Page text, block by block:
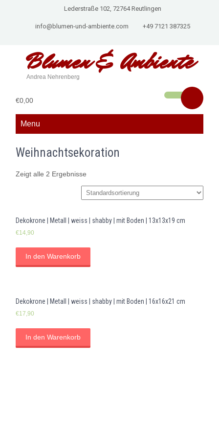
Lederstraße 102, 72764 Reutlingen
info@blumen-und-ambiente.com +49 7121 387325
Blumen &Ambiente
Andrea Nehrenberg
€0,00
Menu
Weihnachtsekoration
Zeigt alle 2 Ergebnisse
Dekokrone | Metall | weiss | shabby | mit Boden | 13x13x19 cm
€14,90
In den Warenkorb
Dekokrone | Metall | weiss | shabby | mit Boden | 16x16x21 cm
€17,90
In den Warenkorb